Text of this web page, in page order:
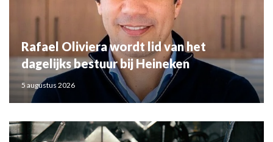
Rafael Oliviera wordt lid van het
dagelijks bestuur bij Heineken
5 augustus 2026